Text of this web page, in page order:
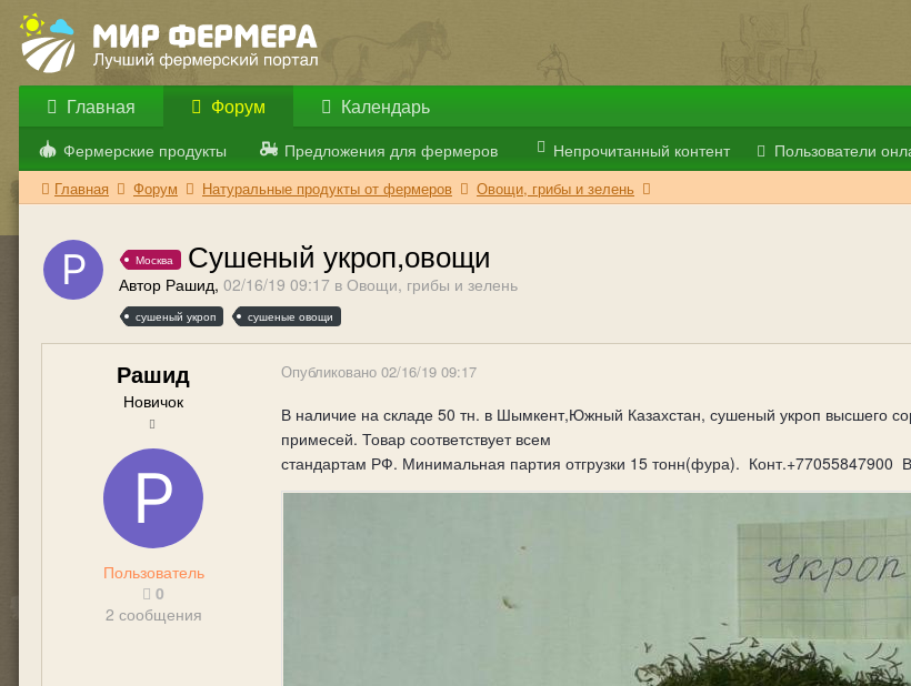
Главная Форум
Фермерские продукты Предложения для фермеров Непрочитанный контент Пользователи
Календарь
Главная Форум Натуральные продукты от фермеров Овощи, грибы и зелень
Москва Сушеный укроп,овощи
Автор Рашид, 02/16/19 09:17 в Овощи, грибы и зелень
сушеный укроп сушеные овощи
Рашид
Новичок
Пользователь
0
2 сообщения
Опубликовано 02/16/19 09:17
В наличие на складе 50 тн. в Шымкент,Южный Казахстан, сушеный укроп высшего
примесей. Товар соответствует всем
стандартам РФ. Минимальная партия отгрузки 15 тонн(фура). Конт.+77055847900